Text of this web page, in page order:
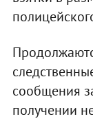
сообщения
получении